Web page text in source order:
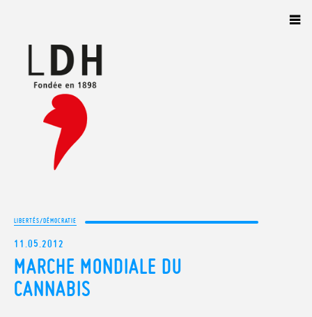
LIBERTÉS/DÉMOCRATIE
11.05.2012
MARCHE MONDIALE DU
CANNABIS